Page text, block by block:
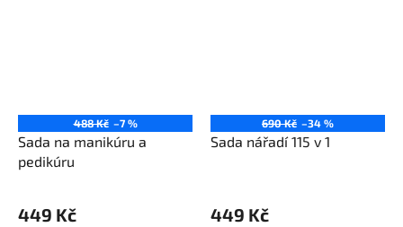
488 Kč –7 %
Sada na manikúru a
pedikúru
449 Kč
690 Kč –34 %
Sada nářadí 115 v 1
449 Kč